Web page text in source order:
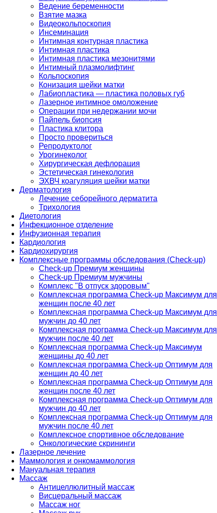
Ведение беременности
Взятие мазка
Видеокольпоскопия
Инсеминация
Интимная контурная пластика
Интимная пластика
Интимная пластика мезонитями
Интимный плазмолифтинг
Кольпоскопия
Конизация шейки матки
Лабиопластика — пластика половых губ
Лазерное интимное омоложение
Операции при недержании мочи
Пайпель биопсия
Пластика клитора
Просто провериться
Репродуктолог
Урогинеколог
Хирургическая дефлорация
Эстетическая гинекология
ЭХВЧ коагуляция шейки матки
Дерматология
Лечение себорейного дерматита
Трихология
Диетология
Инфекционное отделение
Инфузионная терапия
Кардиология
Кардиохирургия
Комплексные программы обследования (Check-up)
Check-up Премиум женщины
Check-up Премиум мужчины
Комплекс "В отпуск здоровым"
Комплексная программа Check-up Максимум для
женщин после 40 лет
Комплексная программа Check-up Максимум для
мужчин до 40 лет
Комплексная программа Check-up Максимум для
мужчин после 40 лет
Комплексная программа Check-up Максимум
женщины до 40 лет
Комплексная программа Check-up Оптимум для
женщин до 40 лет
Комплексная программа Check-up Оптимум для
женщин после 40 лет
Комплексная программа Check-up Оптимум для
мужчин до 40 лет
Комплексная программа Check-up Оптимум для
мужчин после 40 лет
Комплексное спортивное обследование
Онкологические скрининги
Лазерное лечение
Маммология и онкомаммология
Мануальная терапия
Массаж
Антицеллюлитный массаж
Висцеральный массаж
Массаж ног